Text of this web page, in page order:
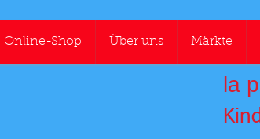
la
Online-Shop Über uns Märkte